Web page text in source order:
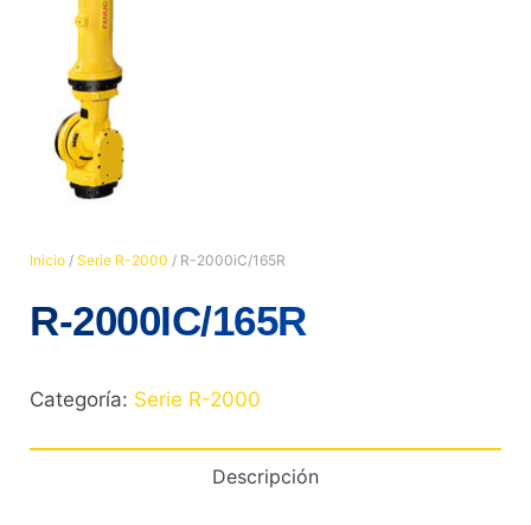
Inicio / Serie R-2000 / R-2000iC/165R
R-2000IC/165R
Categoría: Serie R-2000
Descripción